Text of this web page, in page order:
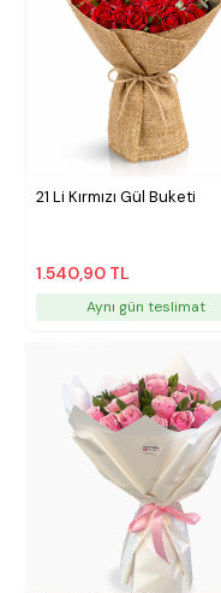
21 Li Kırmızı Gül Buketi
1.540,90 TL
Aynı gün teslimat